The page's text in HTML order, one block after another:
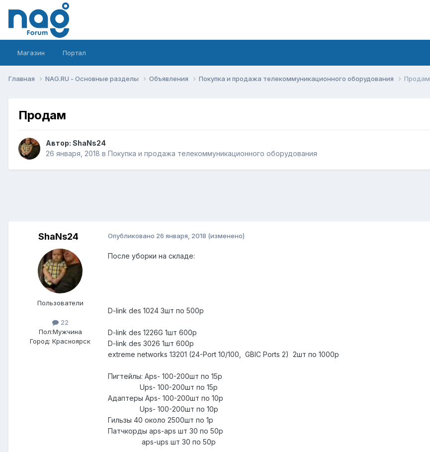
Магазин Портал
Главная NAG.RU - Основные разделы Объявления Покупка и продажа телекоммуникационного оборудования Продам
Продам
Автор: ShaNs24
26 января, 2018 в Покупка и продажа телекоммуникационного оборудования
ShaNs24
Пользователи
22
Пол:Мужчина
Город: Красноярск
Опубликовано 26 января, 2018 (изменено)
После уборки на складе:
D-link des 1024 3шт по 500р
D-link des 1226G 1шт 600р
D-link des 3026 1шт 600р
extreme networks 13201 (24-Port 10/100, GBIC Ports 2) 2шт по 1000р
Пигтейлы: Aps- 100-200шт по 15р
Ups- 100-200шт по 15р
Адаптеры Aps- 100-200шт по 10р
Ups- 100-200шт по 10р
Гильзы 40 около 2500шт по 1р
Патчкорды aps-aps шт 30 по 50р
aps-ups шт 30 по 50р